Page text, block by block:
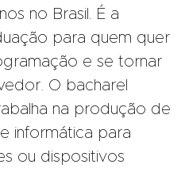
no Brasil. É a
para quem quer
e se tornar
O bacharel
na produção de
informática para
ou dispositivos